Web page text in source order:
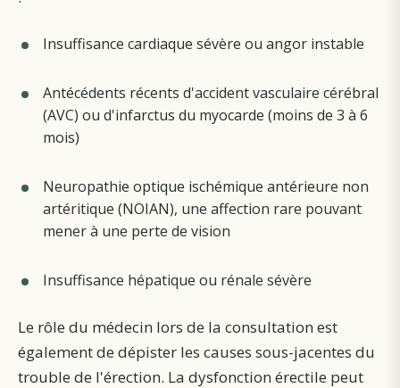
Insuffisance cardiaque sévère ou angor instable
Antécédents récents d'accident vasculaire cérébral
(AVC) ou d'infarctus du myocarde (moins de 3 à 6
mois)
Neuropathie optique ischémique antérieure non
artéritique (NOIAN), une affection rare pouvant
mener à une perte de vision
Insuffisance hépatique ou rénale sévère
Le rôle du médecin lors de la consultation est
également de dépister les causes sous-jacentes du
trouble de l'érection. La dysfonction érectile peut